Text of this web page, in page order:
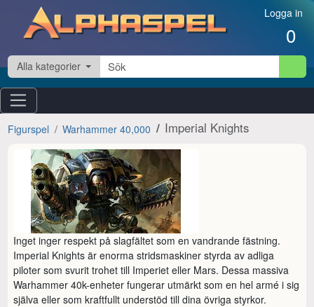
Hoppa till innehåll Logga in
0
Alla kategorier
Figurspel Warhammer 40,000 Imperial Knights
Inget inger respekt på slagfältet som en vandrande fästning.
Imperial Knights är enorma stridsmaskiner styrda av adliga
piloter som svurit trohet till Imperiet eller Mars. Dessa massiva
Warhammer 40k-enheter fungerar utmärkt som en hel armé i sig
själva eller som kraftfullt understöd till dina övriga styrkor.